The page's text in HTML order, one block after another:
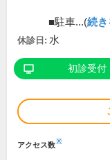
■駐車...(続き
休診日: 水
初診受付
アクセス数※